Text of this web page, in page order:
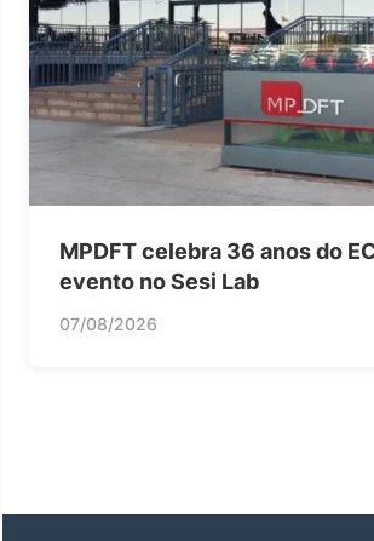
MPDFT celebra 36 anos do
evento no Sesi Lab
07/08/2026